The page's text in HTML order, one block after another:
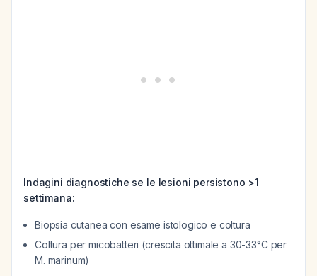
Indagini diagnostiche se le lesioni persistono >1
settimana:
Biopsia cutanea con esame istologico e coltura
Coltura per micobatteri (crescita ottimale a 30-33°C per
M. marinum)